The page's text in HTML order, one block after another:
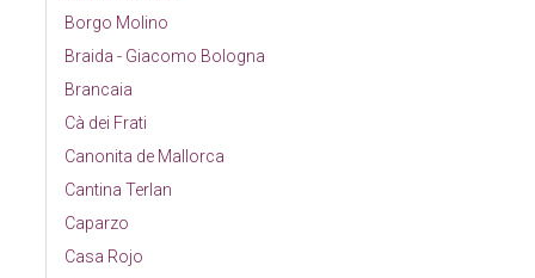
Borgo Molino
Braida - Giacomo Bologna
Brancaia
Cà dei Frati
Canonita de Mallorca
Cantina Terlan
Caparzo
Casa Rojo